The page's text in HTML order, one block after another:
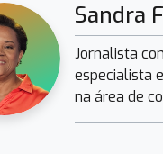
Sandra
Jornalista
especialista
na área de